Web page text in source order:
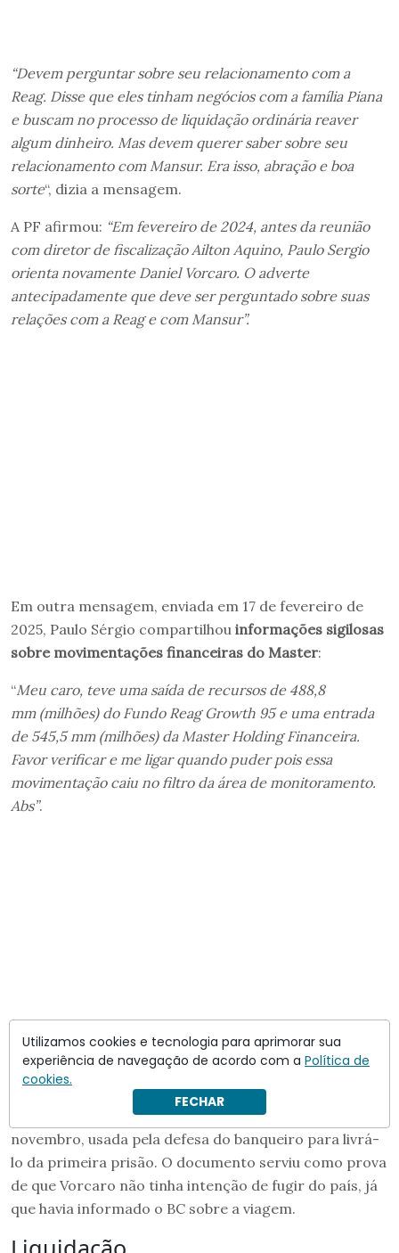
“Devem perguntar sobre seu relacionamento com a
Reag. Disse que eles tinham negócios com a família Piana
e buscam no processo de liquidação ordinária reaver
algum dinheiro. Mas devem querer saber sobre seu
relacionamento com Mansur. Era isso, abração e boa
sorte“, dizia a mensagem.
A PF afirmou: “Em fevereiro de 2024, antes da reunião
com diretor de fiscalização Ailton Aquino, Paulo Sergio
orienta novamente Daniel Vorcaro. O adverte
antecipadamente que deve ser perguntado sobre suas
relações com a Reag e com Mansur”.
Em outra mensagem, enviada em 17 de fevereiro de
2025, Paulo Sérgio compartilhou informações sigilosas
sobre movimentações financeiras do Master:
“Meu caro, teve uma saída de recursos de 488,8
mm (milhões) do Fundo Reag Growth 95 e uma entrada
de 545,5 mm (milhões) da Master Holding Financeira.
Favor verificar e me ligar quando puder pois essa
movimentação caiu no filtro da área de monitoramento.
Abs”.
Paulo Sérgio teria sido responsável por
redigir a ata da reunião entre Vorcaro e o BC
novembro, usada pela defesa do banqueiro para livrá-
lo da primeira prisão. O documento serviu como prova
de que Vorcaro não tinha intenção de fugir do país, já
que havia informado o BC sobre a viagem.
Utilizamos cookies e tecnologia para aprimorar sua
experiência de navegação de acordo com a Política de
cookies.
FECHAR